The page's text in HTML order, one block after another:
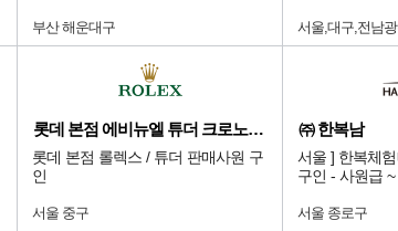
부산 해운대구 서울,대구,전남
롯데 본점 에비뉴엘 튜더 크로노다임
롯데 본점 롤렉스 / 튜더 판매사원 구
인
서울 중구
㈜ 한복남
서울 ] 한복체
구인 - 사원급
서울 종로구